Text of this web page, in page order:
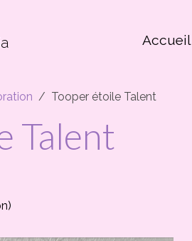
Accueil
Tooper étoile Talent
Talent